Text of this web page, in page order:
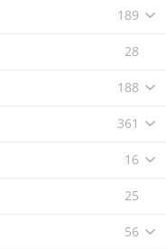
189
28
188
361
16
25
56